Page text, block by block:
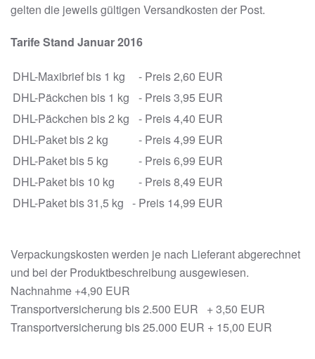
gelten die jeweils gültigen Versandkosten der Post.
Tarife Stand Januar 2016
DHL-Maxibrief bis 1 kg
- Preis 2,60 EUR
DHL-Päckchen bis 1 kg
- Preis 3,95 EUR
DHL-Päckchen bis 2 kg
- Preis 4,40 EUR
DHL-Paket bis 2 kg
- Preis 4,99 EUR
DHL-Paket bis 5 kg
- Preis 6,99 EUR
DHL-Paket bis 10 kg
- Preis 8,49 EUR
DHL-Paket bis 31,5 kg - Preis 14,99 EUR
Verpackungskosten werden je nach Lieferant abgerechnet
und bei der Produktbeschreibung ausgewiesen.
Nachnahme +4,90 EUR
Transportversicherung bis 2.500 EUR + 3,50 EUR
Transportversicherung bis 25.000 EUR + 15,00 EUR